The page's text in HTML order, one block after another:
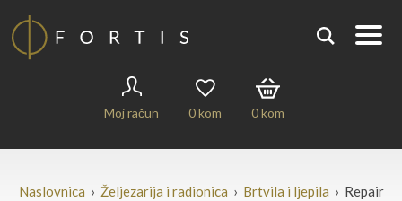
Moj račun 0kom 0kom
Naslovnica › Željezarija i radionica › Brtvila i ljepila › Repair